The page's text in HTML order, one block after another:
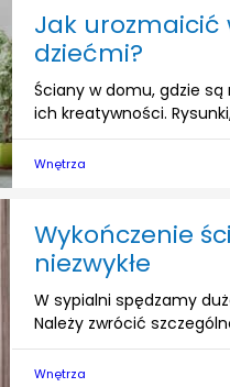
Jak urozmaicić
dziećmi?
Ściany w domu, gdzie
ich kreatywności.
Wnętrza
Wykończenie
niezwykłe
W sypialni spędzamy
Należy zwrócić
Wnętrza